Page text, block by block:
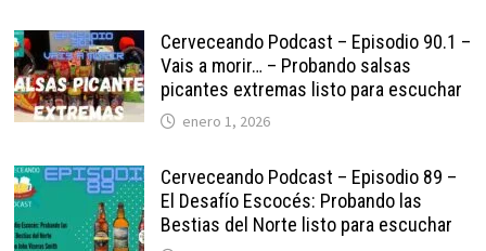
Cerveceando Podcast – Episodio 90.1 –
Vais a morir… – Probando salsas
picantes extremas listo para escuchar
enero 1, 2026
Cerveceando Podcast – Episodio 89 –
El Desafío Escocés: Probando las
Bestias del Norte listo para escuchar